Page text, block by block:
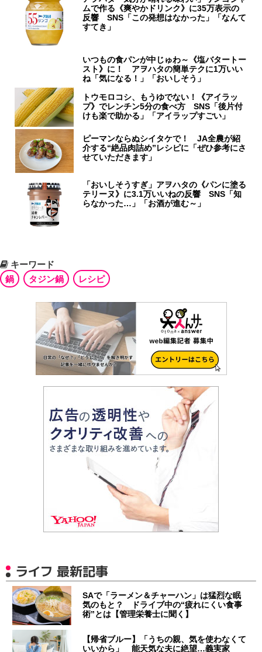
ムで作る《爽やかドリンク》に35万表示の
反響 SNS「この発想はなかった」「なんて
すてき」
いつもの食パンが中じゅわ～《塩バタートー
スト》に！ アヲハタの簡単テクに1万いい
ね「気になる！」「おいしそう」
トウモロコシ、もうゆでない！《アイラッ
プ》でレンチン5分の食べ方 SNS「後片付
けも楽で助かる」「アイラップすごい」
ピーマンならぬシイタケで！ JA全農が紹
介する“絶品肉詰め”レシピに「ぜひ参考にさ
せていただきます」
「おいしそうすぎ」アヲハタの《パンに塗る
テリーヌ》に3.1万いいねの反響 SNS「知
らなかった…」「お酒が進む～」
キーワード
鍋
タジン鍋 レシピ
ライフ 最新記事
SAで「ラーメン＆チャーハン」は猛烈な眠
気のもと？ ドライブ中の“疲れにくい食事
術”とは【管理栄養士に聞く】
【帰省ブルー】「うちの親、気を使わなくて
いいから」 能天気な夫に絶望…義実家